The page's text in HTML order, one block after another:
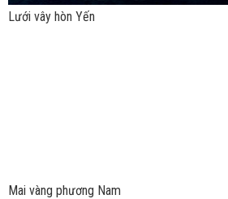
Lưới vây hòn Yến
Mai vàng phương Nam